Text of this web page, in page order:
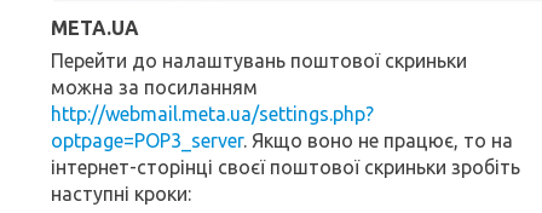
META.UA
Перейти до налаштувань поштової скриньки
можна за посиланням
http://webmail.meta.ua/settings.php?
optpage=POP3_server. Якщо воно не працює, то на
інтернет-сторінці своєї поштової скриньки зробіть
наступні кроки: